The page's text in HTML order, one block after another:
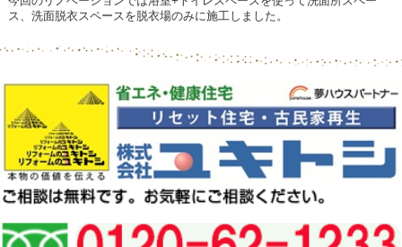
ス、洗面脱衣スペースを脱衣場のみに施工しました。